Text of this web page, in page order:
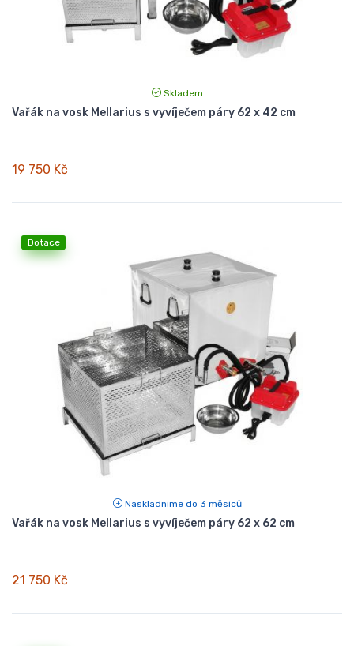
Skladem
Vařák na vosk Mellarius s vyvíječem páry 62 x 42 cm
19 750 Kč
Dotace
Naskladníme do 3 měsíců
Vařák na vosk Mellarius s vyvíječem páry 62 x 62 cm
21 750 Kč